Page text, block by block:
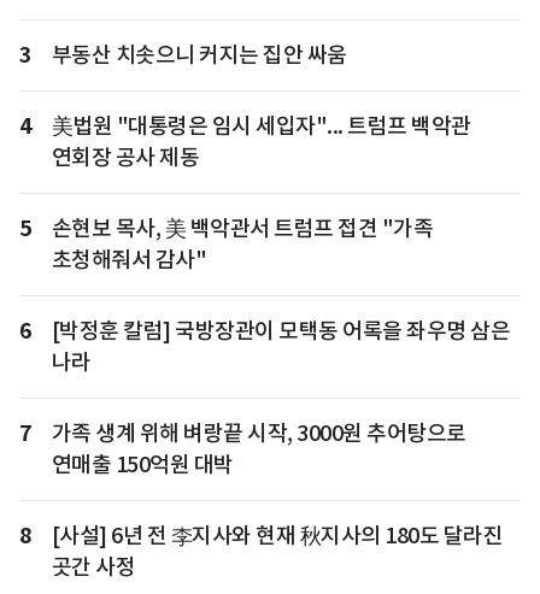
3 부동산 치솟으니 커지는 집안 싸움
4
美법원 "대통령은 임시 세입자"... 트럼프 백악관
연회장 공사 제동
5
손현보 목사, 美 백악관서 트럼프 접견 "가족
초청해줘서 감사"
6
[박정훈 칼럼] 국방장관이 모택동 어록을 좌우명 삼은
나라
7
가족 생계 위해 벼랑끝 시작, 3000원 추어탕으로
연매출 150억원 대박
8
[사설] 6년 전 李지사와 현재 秋지사의 180도 달라진
곳간 사정